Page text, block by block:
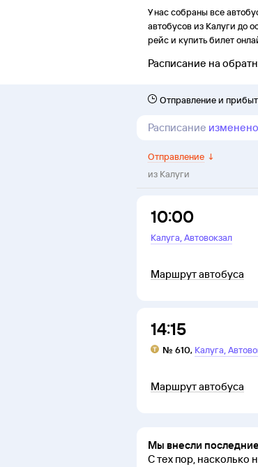
У нас собраны все
автобусов из Калуги до
рейс и купить билет
Расписание на
Отправление и
Расписание изменено
Отправление ↓
из Калуги
10:00
Калуга,Автовокзал
Маршрут автобуса
14:15
№ 610, Калуга,
Маршрут автобуса
Мы внесли
С тех пор, насколько